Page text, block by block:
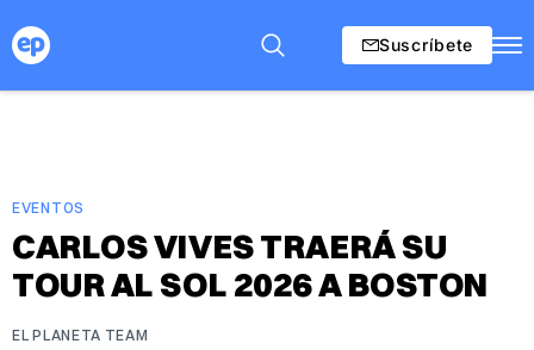
Suscríbete
EVENTOS
CARLOS VIVES TRAERÁ SU
TOUR AL SOL 2026 A BOSTON
EL PLANETA TEAM